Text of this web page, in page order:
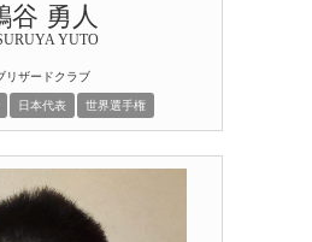
谷 勇人
YUTO
リザードクラブ
日本代表 世界選手権